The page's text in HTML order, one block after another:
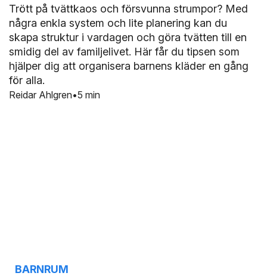
5 min
Trött på tvättkaos och försvunna strumpor? Med
några enkla system och lite planering kan du
skapa struktur i vardagen och göra tvätten till en
smidig del av familjelivet. Här får du tipsen som
hjälper dig att organisera barnens kläder en gång
för alla.
Reidar Ahlgren
BARNRUM